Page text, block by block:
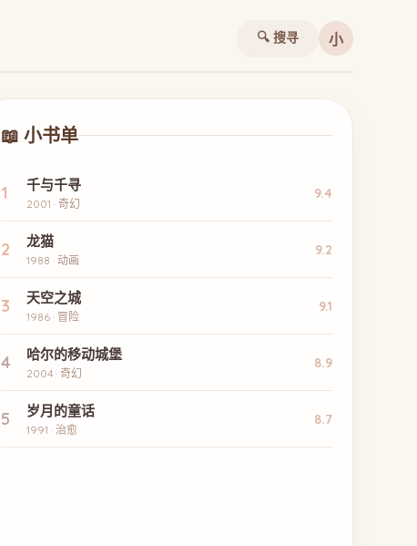
🔍 搜寻 小
📖 小书单
1 千与千寻
2001 · 奇幻
9.4
2 龙猫
1988 · 动画
9.2
3 天空之城
1986 · 冒险
9.1
4 哈尔的移动城堡
2004 · 奇幻
8.9
5 岁月的童话
1991 · 治愈
8.7